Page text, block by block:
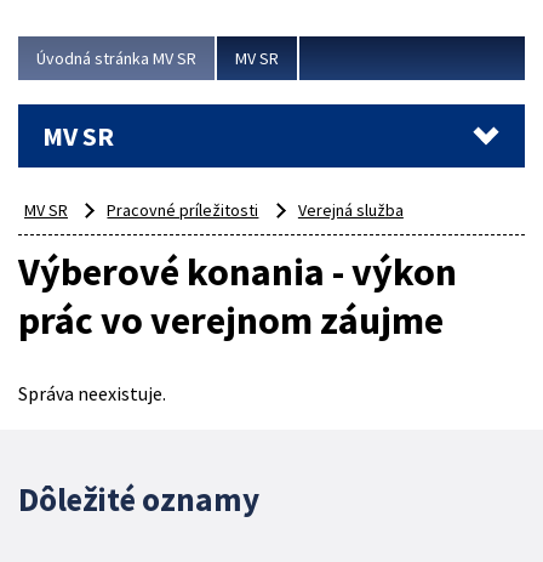
Úvodná stránka MV SR MV SR
MV SR
MV SR Pracovné príležitosti Verejná služba
Výberové konania - výkon
prác vo verejnom záujme
Správa neexistuje.
Dôležité oznamy